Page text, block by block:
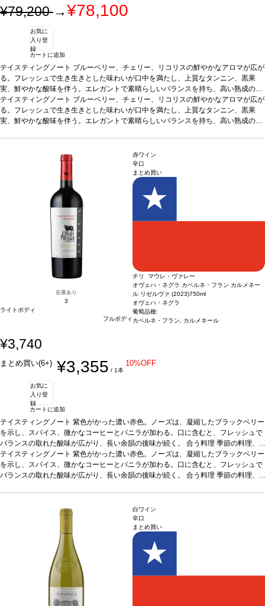
¥79,200→¥78,100
お気に
入り登
録
カートに追加
テイスティングノート ブルーベリー、チェリー、リコリスの鮮やかなアロマが広が
る。フレッシュで生き生きとした味わいが口中を満たし、上質なタンニン、黒果
実、鮮やかな酸味を伴う。エレガントで素晴らしいバランスを持ち、高い熟成のポ
テンシャルを予感させる逸品。合う料理神戸牛、トリュフ、グリルしたラムなど
と好相性葡萄品種100% カベルネ・ソーヴィニヨン
テイスティングノート ブルーベリー、チェリー、リコリスの鮮やかなアロマが広が
る。フレッシュで生き生きとした味わいが口中を満たし、上質なタンニン、黒果
実、鮮やかな酸味を伴う。エレガントで素晴らしいバランスを持ち、高い熟成のポ
在庫あり
3
ライトボディ
フルボディ
赤ワイン
辛口
まとめ買い
チリ マウレ・ヴァレー
オヴェハ・ネグラ カベルネ・フラン カルメネー
ル リゼルヴァ (2023)750ml
オヴェハ・ネグラ
葡萄品種:
カベルネ・フラン, カルメネール
¥3,740
まとめ買い(6+) ¥3,355 / 1本
10%OFF
お気に
入り登
録
カートに追加
テイスティングノート 紫色がかった濃い赤色。ノーズは、凝縮したブラックベリー
を示し、スパイス、微かなコーヒーとバニラが加わる。口に含むと、フレッシュで
バランスの取れた酸味が広がり、長い余韻の後味が続く。 合う料理 季節の料理、
脂ののった赤身肉、ハムなどのコールドカットなどと好相性葡萄品種カベルネ・フ
ラン 60%、カルメネール 40%サスティナブル認証WOC認証
テイスティングノート 紫色がかった濃い赤色。ノーズは、凝縮したブラックベリー
を示し、スパイス、微かなコーヒーとバニラが加わる。口に含むと、フレッシュで
バランスの取れた酸味が広がり、長い余韻の後味が続く。 合う料理 季節の料理、
白ワイン
辛口
まとめ買い